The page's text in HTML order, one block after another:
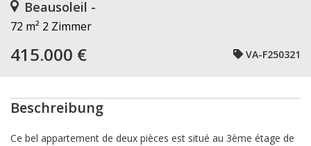
Beausoleil -
72 m² 2 Zimmer
415.000 € VA-F250321
Beschreibung
Ce bel appartement de deux pièces est situé au 3ème étage de